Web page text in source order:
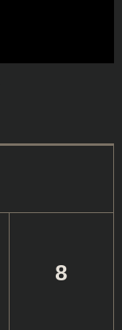
8